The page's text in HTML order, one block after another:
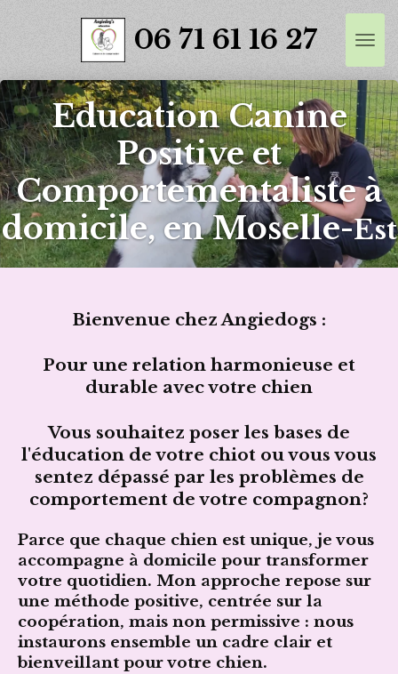
06 71 61 16 27
Education Canine
Positive et
Comportementaliste à
domicile, en Moselle-Est
Bienvenue chez Angiedogs :
Pour une relation harmonieuse et
durable avec votre chien
Vous souhaitez poser les bases de
l'éducation de votre chiot ou vous vous
sentez dépassé par les problèmes de
comportement de votre compagnon?
Parce que chaque chien est unique, je vous
accompagne à domicile pour transformer
votre quotidien. Mon approche repose sur
une méthode positive, centrée sur la
coopération, mais non permissive : nous
instaurons ensemble un cadre clair et
bienveillant pour votre chien.